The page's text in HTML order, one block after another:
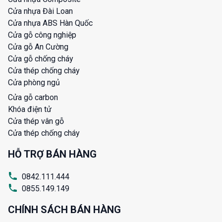
Cửa nhựa Đài Loan
Cửa nhựa ABS Hàn Quốc
Cửa gỗ công nghiệp
Cửa gỗ An Cường
Cửa gỗ chống cháy
Cửa thép chống cháy
Cửa phòng ngủ
Cửa gỗ carbon
Khóa điện tử
Cửa thép vân gỗ
Cửa thép chống cháy
HỖ TRỢ BÁN HÀNG
0842.111.444
0855.149.149
CHÍNH SÁCH BÁN HÀNG